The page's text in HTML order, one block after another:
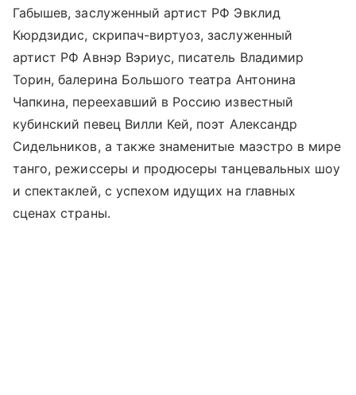
Габышев, заслуженный артист РФ Эвклид
Кюрдзидис, скрипач-виртуоз, заслуженный
артист РФ Авнэр Вэриус, писатель Владимир
Торин, балерина Большого театра Антонина
Чапкина, переехавший в Россию известный
кубинский певец Вилли Кей, поэт Александр
Сидельников, а также знаменитые маэстро в мире
танго, режиссеры и продюсеры танцевальных шоу
и спектаклей, с успехом идущих на главных
сценах страны.